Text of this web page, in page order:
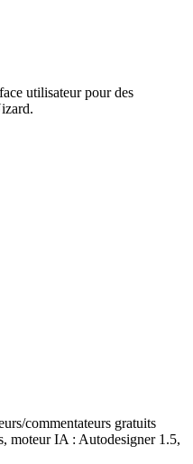
utilisateur pour des
commentateurs gratuits
moteur IA : Autodesigner 1.5,